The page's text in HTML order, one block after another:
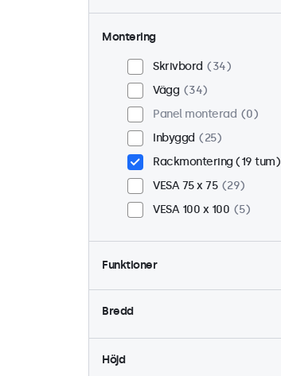
Montering
Skrivbord
34
Vägg
34
Panel monterad
0
Inbyggd
25
Rackmontering (19 tum)
VESA 75 x 75
29
VESA 100 x 100
5
Funktioner
4:3 / 5:4
12
Dimning
34
Bredd
Höjd